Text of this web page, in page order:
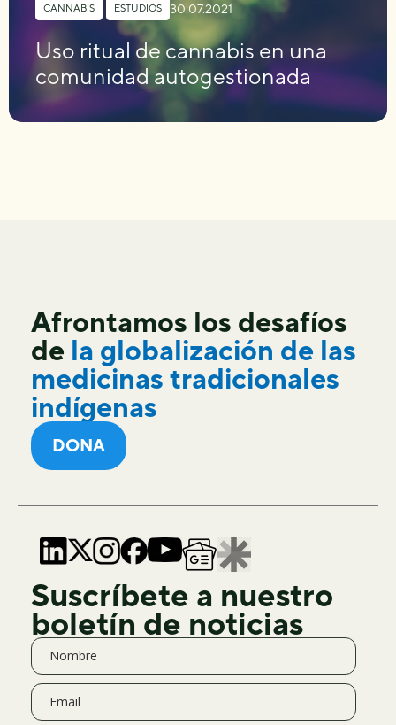
CANNABIS ESTUDIOS 30.07.2021
Uso ritual de cannabis en una
comunidad autogestionada
Afrontamos los desafíos
de la globalización de las
medicinas tradicionales
indígenas
DONA
Suscríbete a nuestro
boletín de noticias